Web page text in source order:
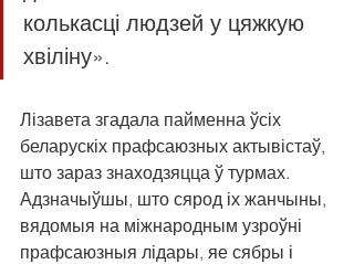
колькасці людзей у цяжкую
хвіліну».
Лізавета згадала пайменна ўсіх
беларускіх прафсаюзных актывістаў,
што зараз знаходзяцца ў турмах.
Адзначыўшы, што сярод іх жанчыны,
вядомыя на міжнародным узроўні
прафсаюзныя лідары, яе сябры і